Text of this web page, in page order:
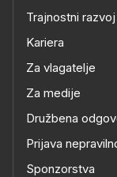
Trajnostni razvoj
Kariera
Za vlagatelje
Za medije
Družbena
Prijava
Sponzorstva